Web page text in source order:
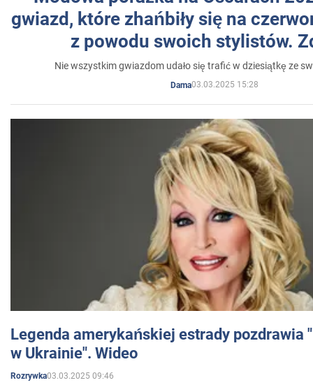
gwiazd, które zhańbiły się na
z powodu swoich stylistów.
Nie wszystkim gwiazdom udało się trafić w dziesiątkę ze
Dama03.03.2025 15:28
Legenda amerykańskiej estrady pozdrawia
w Ukrainie". Wideo
Rozrywka03.03.2025 09:46